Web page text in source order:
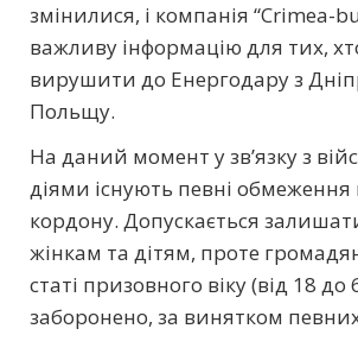
змінилися, і компанія “Crimea-
важливу інформацію для тих,
вирушити до Енергодару з
Польщу.
На даний момент у зв’язку з
діями існують певні
кордону. Допускається
жінкам та дітям, проте
статі призовного віку (від 18 до
заборонено, за винятком